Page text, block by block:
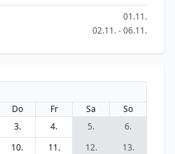
01.11.
02.11. - 06.11.
Do Fr Sa
So
3. 4. 5.
6.
10. 11. 12.
13.